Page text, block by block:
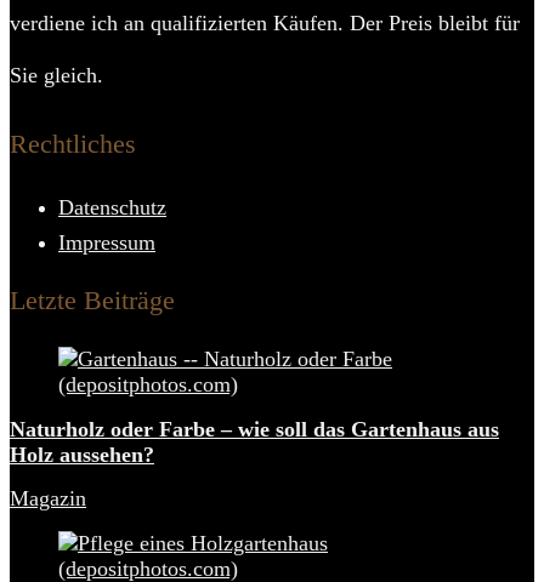
verdiene ich an qualifizierten Käufen. Der Preis bleibt für
Sie gleich.
Rechtliches
Datenschutz
Impressum
Letzte Beiträge
Naturholz oder Farbe – wie soll das Gartenhaus aus
Holz aussehen?
Magazin